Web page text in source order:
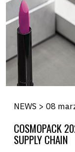
NEWS > 08
COSMOPACK
SUPPLY CHAIN